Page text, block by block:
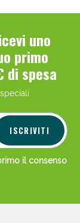
uno
primo
di spesa
ISCRIVITI
il consenso